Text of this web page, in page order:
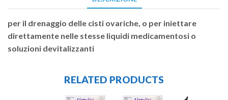
per il drenaggio delle cisti ovariche, o per iniettare
direttamente nelle stesse liquidi medicamentosi o
soluzioni devitalizzanti
RELATED PRODUCTS